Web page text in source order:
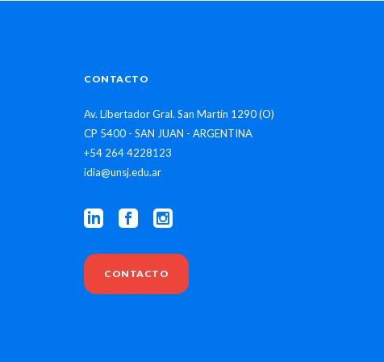
CONTACTO
Av. Libertador Gral. San Martín 1290 (O)
CP 5400 - SAN JUAN - ARGENTINA
+54 264 4228123
idia@unsj.edu.ar
CONTACTO